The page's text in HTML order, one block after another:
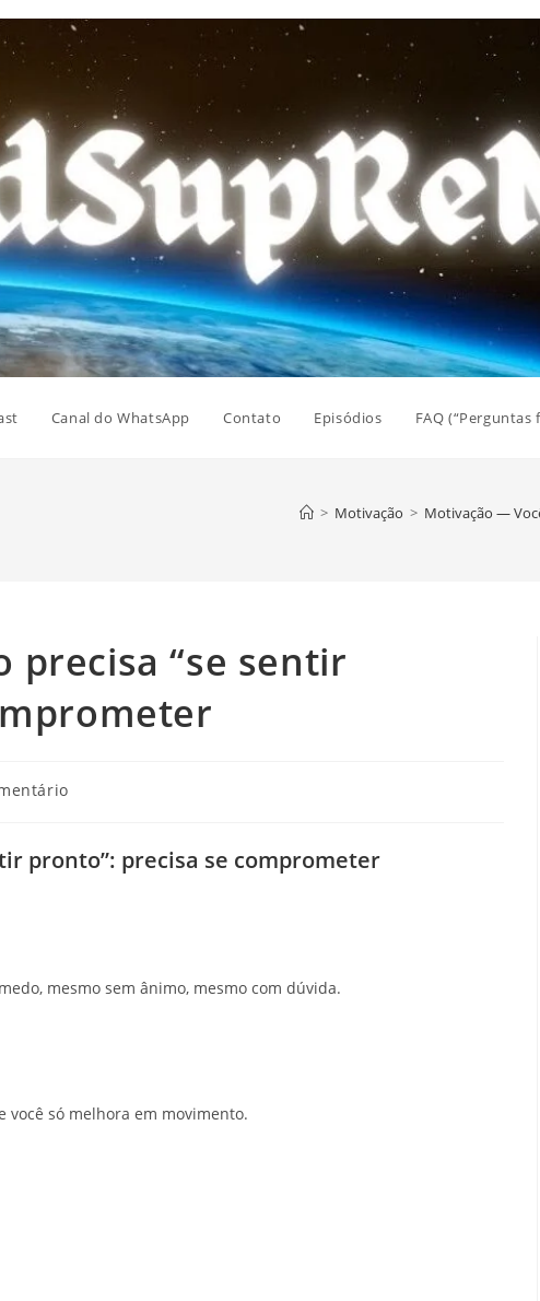
Canal do WhatsApp Contato Episódios FAQ (“Perguntas
> Motivação > Motivação —
precisa “se sentir
pronto”: precisa se comprometer
mesmo sem ânimo, mesmo com dúvida.
você só melhora em movimento.